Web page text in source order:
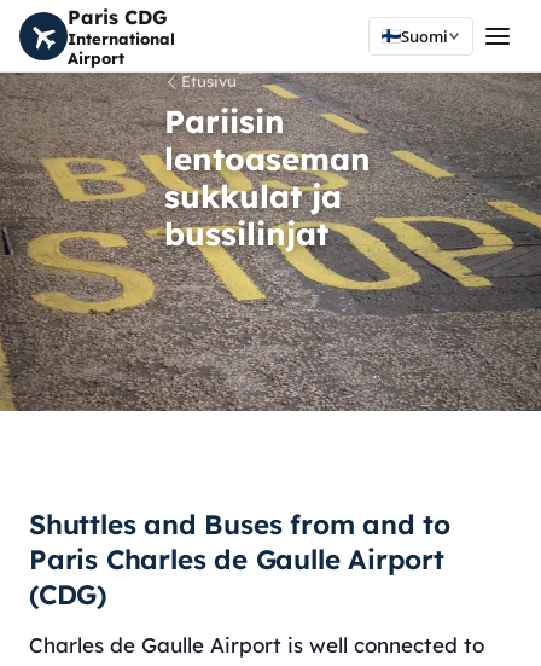
Paris CDG
International
Airport
Suomi
Etusivu
Pariisin
lentoaseman
sukkulat ja
bussilinjat
Shuttles and Buses from and to
Paris Charles de Gaulle Airport
(CDG)
Charles de Gaulle Airport is well connected to